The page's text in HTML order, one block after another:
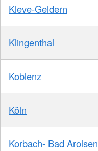
Kleve-Geldern
Klingenthal
Koblenz
Köln
Korbach- Bad Arolsen